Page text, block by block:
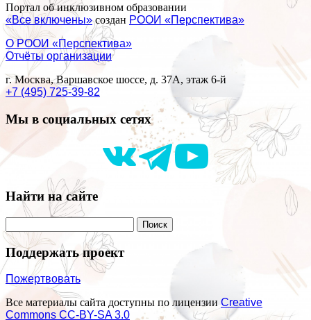
Портал об инклюзивном образовании
«Все включены»создан РООИ «Перспектива»
О РООИ «Перспектива»
Отчёты организации
г. Москва, Варшавское шоссе, д. 37А, этаж 6-й
+7 (495) 725-39-82
Мы в социальных сетях
Найти на сайте
Поддержать проект
Пожертвовать
Все материалы сайта доступны по лицензии Creative
Commons СС-BY-SA 3.0